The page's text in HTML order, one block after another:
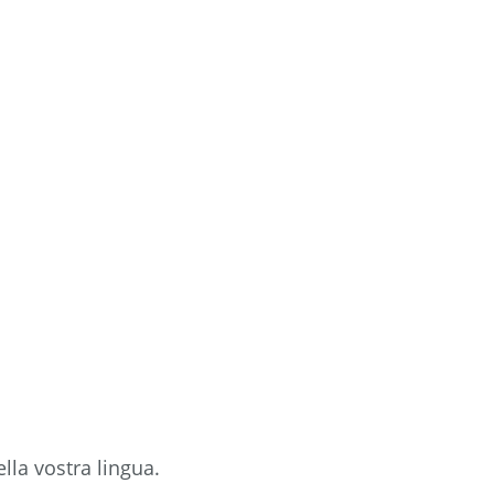
vostra lingua.